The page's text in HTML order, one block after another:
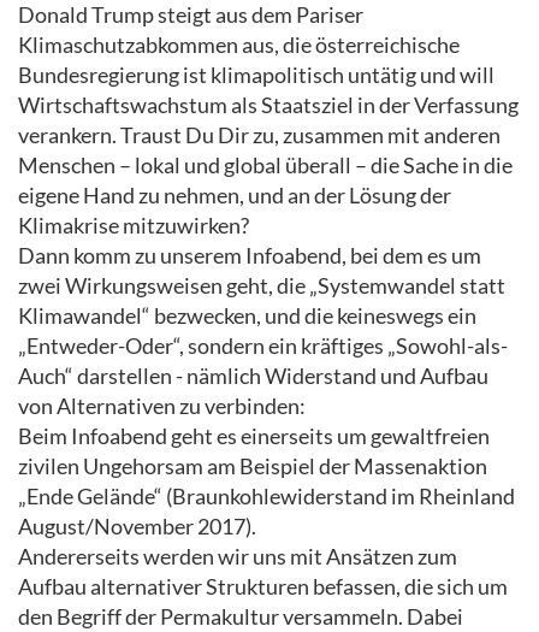
Donald Trump steigt aus dem Pariser
Klimaschutzabkommen aus, die österreichische
Bundesregierung ist klimapolitisch untätig und will
Wirtschaftswachstum als Staatsziel in der Verfassung
verankern. Traust Du Dir zu, zusammen mit anderen
Menschen – lokal und global überall – die Sache in die
eigene Hand zu nehmen, und an der Lösung der
Klimakrise mitzuwirken?
Dann komm zu unserem Infoabend, bei dem es um
zwei Wirkungsweisen geht, die „Systemwandel statt
Klimawandel“ bezwecken, und die keineswegs ein
„Entweder-Oder“, sondern ein kräftiges „Sowohl-als-
Auch“ darstellen - nämlich Widerstand und Aufbau
von Alternativen zu verbinden:
Beim Infoabend geht es einerseits um gewaltfreien
zivilen Ungehorsam am Beispiel der Massenaktion
„Ende Gelände“ (Braunkohlewiderstand im Rheinland
August/November 2017).
Andererseits werden wir uns mit Ansätzen zum
Aufbau alternativer Strukturen befassen, die sich um
den Begriff der Permakultur versammeln. Dabei